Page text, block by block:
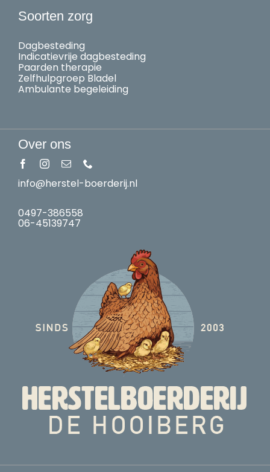
Soorten zorg
Dagbesteding
Indicatievrije dagbesteding
Paarden therapie
Zelfhulpgroep Bladel
Ambulante begeleiding
Over ons
info@herstel-boerderij.nl
0497-386558
06-45139747